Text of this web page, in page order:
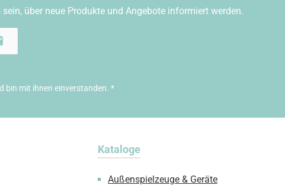
über neue Produkte und Angebote informiert werden.
bin mit ihnen einverstanden. *
Kataloge
Außenspielzeuge & Geräte